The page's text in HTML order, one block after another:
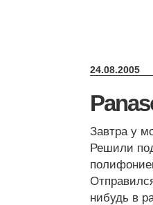
24.08.2005
Завтра у
Решили
нибудь в